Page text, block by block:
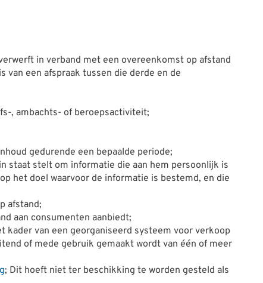
in verband met een overeenkomst op afstand
van een afspraak tussen die derde en de
, ambachts- of beroepsactiviteit;
gedurende een bepaalde periode;
staat stelt om informatie die aan hem persoonlijk is
het doel waarvoor de informatie is bestemd, en die
afstand;
aan consumenten aanbiedt;
van een georganiseerd systeem voor verkoop
of mede gebruik gemaakt wordt van één of meer
; Dit hoeft niet ter beschikking te worden gesteld als